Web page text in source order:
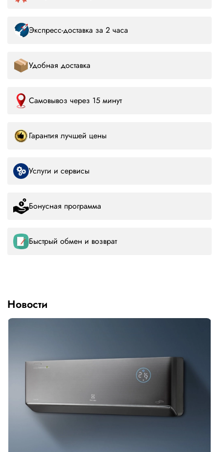
Экспресс-доставка за 2 часа
Удобная доставка
Самовывоз через 15 минут
Гарантия лучшей цены
Услуги и сервисы
Бонусная программа
Быстрый обмен и возврат
Новости